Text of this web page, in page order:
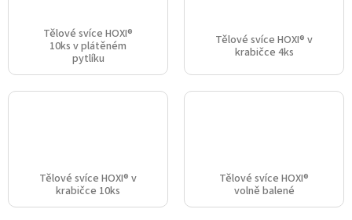
Tělové svíce HOXI®
10ks v plátěném
pytlíku
Tělové svíce HOXI® v
krabičce 4ks
Tělové svíce HOXI® v
krabičce 10ks
Tělové svíce HOXI®
volně balené